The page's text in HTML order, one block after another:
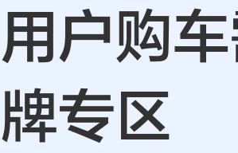
户购
专区